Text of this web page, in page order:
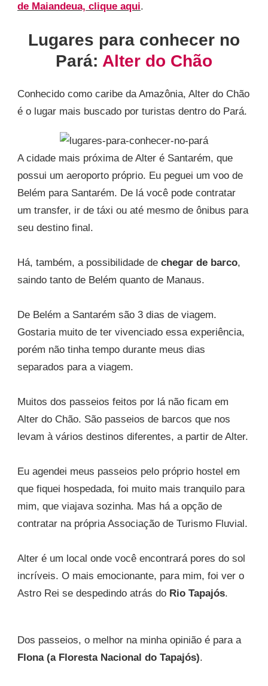
de Maiandeua, clique aqui.
Lugares para conhecer no
Pará: Alter do Chão
Conhecido como caribe da Amazônia, Alter do Chão
é o lugar mais buscado por turistas dentro do Pará.
A cidade mais próxima de Alter é Santarém, que
possui um aeroporto próprio. Eu peguei um voo de
Belém para Santarém. De lá você pode contratar
um transfer, ir de táxi ou até mesmo de ônibus para
seu destino final.
Há, também, a possibilidade de chegar de barco,
saindo tanto de Belém quanto de Manaus.
De Belém a Santarém são 3 dias de viagem.
Gostaria muito de ter vivenciado essa experiência,
porém não tinha tempo durante meus dias
separados para a viagem.
Muitos dos passeios feitos por lá não ficam em
Alter do Chão. São passeios de barcos que nos
levam à vários destinos diferentes, a partir de Alter.
Eu agendei meus passeios pelo próprio hostel em
que fiquei hospedada, foi muito mais tranquilo para
mim, que viajava sozinha. Mas há a opção de
contratar na própria Associação de Turismo Fluvial.
Alter é um local onde você encontrará pores do sol
incríveis. O mais emocionante, para mim, foi ver o
Astro Rei se despedindo atrás do Rio Tapajós.
Dos passeios, o melhor na minha opinião é para a
Flona (a Floresta Nacional do Tapajós).